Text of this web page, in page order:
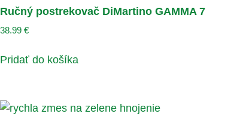
Ručný postrekovač DiMartino GAMMA 7
38.99 €
Pridať do košíka